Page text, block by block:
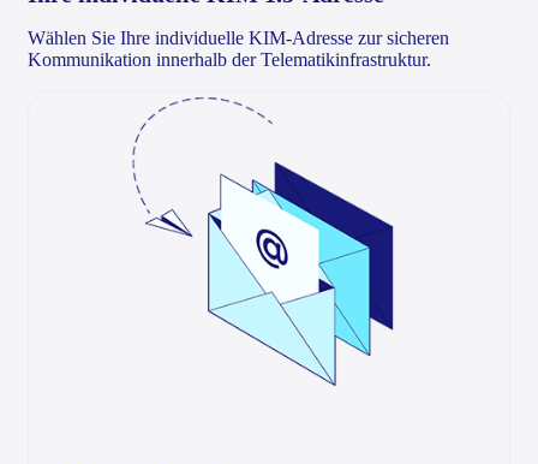
Wählen Sie Ihre individuelle KIM-Adresse zur sicheren
Kommunikation innerhalb der Telematikinfrastruktur.